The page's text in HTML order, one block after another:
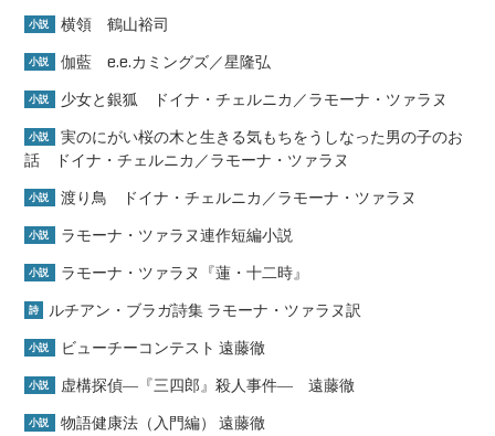
小説 横領 鶴山裕司
小説 伽藍 e.e.カミングズ／星隆弘
小説 少女と銀狐 ドイナ・チェルニカ／ラモーナ・ツァラヌ
小説
実のにがい桜の木と生きる気もちをうしなった男の子のお
話 ドイナ・チェルニカ／ラモーナ・ツァラヌ
小説 渡り鳥 ドイナ・チェルニカ／ラモーナ・ツァラヌ
小説 ラモーナ・ツァラヌ連作短編小説
小説 ラモーナ・ツァラヌ『蓮・十二時』
詩 ルチアン・ブラガ詩集 ラモーナ・ツァラヌ訳
小説 ビューチーコンテスト 遠藤徹
小説 虚構探偵―『三四郎』殺人事件― 遠藤徹
小説 物語健康法（入門編） 遠藤徹